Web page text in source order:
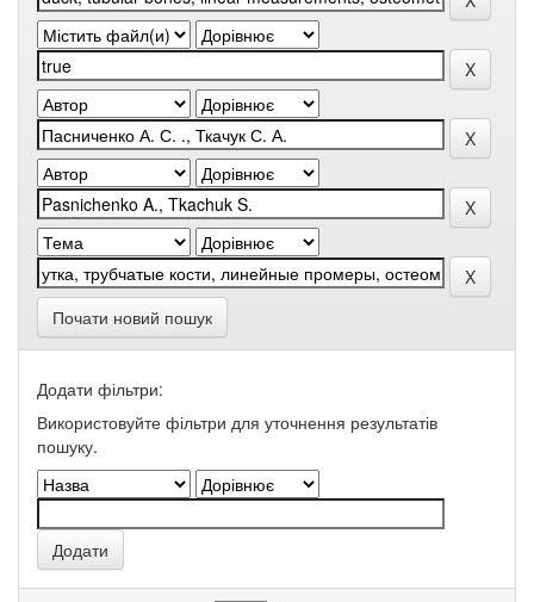
Почати новий пошук
Додати фільтри:
Використовуйте фільтри для уточнення результатів
пошуку.